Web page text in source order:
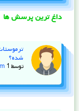
داغ ترین پرسش ها
شده؟
توسط 1 سال پیش